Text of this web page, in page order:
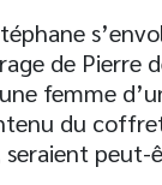
de Pierre
femme
du